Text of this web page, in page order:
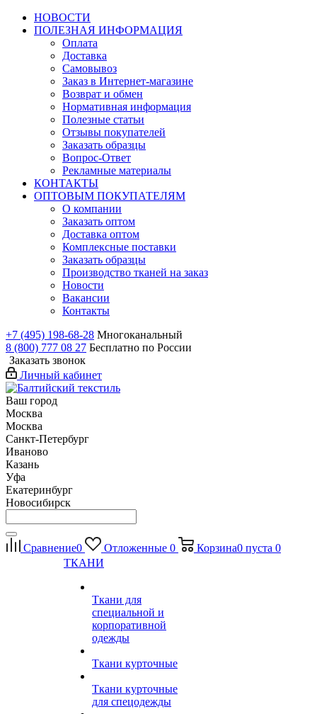
НОВОСТИ
ПОЛЕЗНАЯ ИНФОРМАЦИЯ
Оплата
Доставка
Самовывоз
Заказ в Интернет-магазине
Возврат и обмен
Нормативная информация
Полезные статьи
Отзывы покупателей
Заказать образцы
Вопрос-Ответ
Рекламные материалы
КОНТАКТЫ
ОПТОВЫМ ПОКУПАТЕЛЯМ
О компании
Заказать оптом
Доставка оптом
Комплексные поставки
Заказать образцы
Производство тканей на заказ
Новости
Вакансии
Контакты
+7 (495) 198-68-28 Многоканальный
8 (800) 777 08 27 Бесплатно по России
Заказать звонок
Личный кабинет
Ваш город
Москва
Москва
Санкт-Петербург
Иваново
Казань
Уфа
Екатеринбург
Новосибирск
Сравнение0 Отложенные 0 Корзина0 пуста 0
ТКАНИ
Ткани для
специальной и
корпоративной
одежды
Ткани курточные
Ткани курточные
для спецодежды